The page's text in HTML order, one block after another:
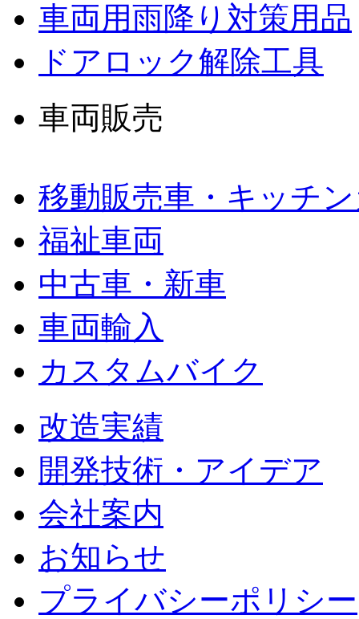
車両用雨降り対策用品
ドアロック解除工具
車両販売
移動販売車・キッチ
福祉車両
中古車・新車
車両輸入
カスタムバイク
改造実績
開発技術・アイデア
会社案内
お知らせ
プライバシーポリシー